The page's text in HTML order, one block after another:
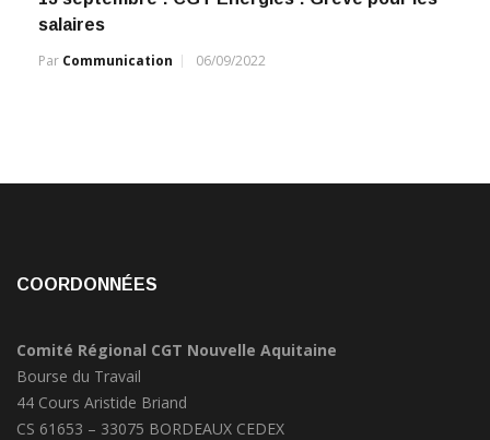
salaires
Par Communication 06/09/2022
COORDONNÉES
Comité Régional CGT Nouvelle Aquitaine
Bourse du Travail
44 Cours Aristide Briand
CS 61653 – 33075 BORDEAUX CEDEX